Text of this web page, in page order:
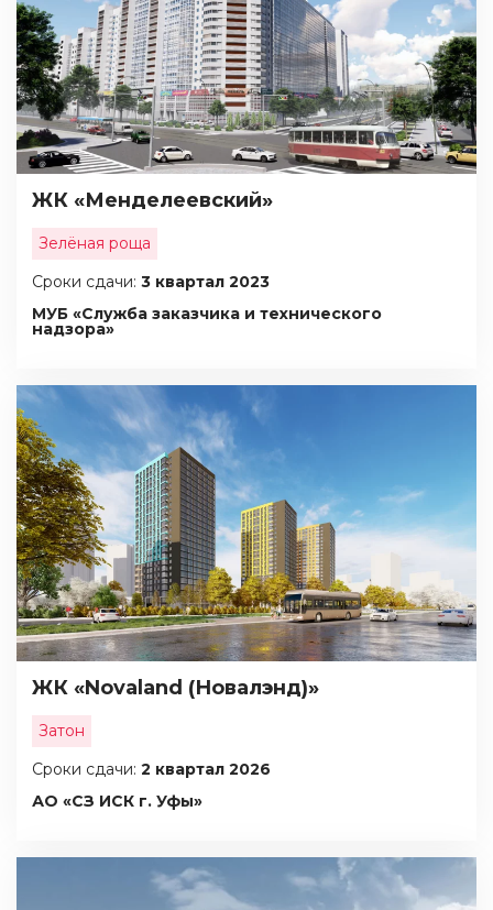
ЖК «Менделеевский»
Зелёная роща
Сроки сдачи: 3 квартал 2023
МУБ «Служба заказчика и технического
надзора»
ЖК «Novaland (Новалэнд)»
Затон
Сроки сдачи: 2 квартал 2026
АО «СЗ ИСК г. Уфы»